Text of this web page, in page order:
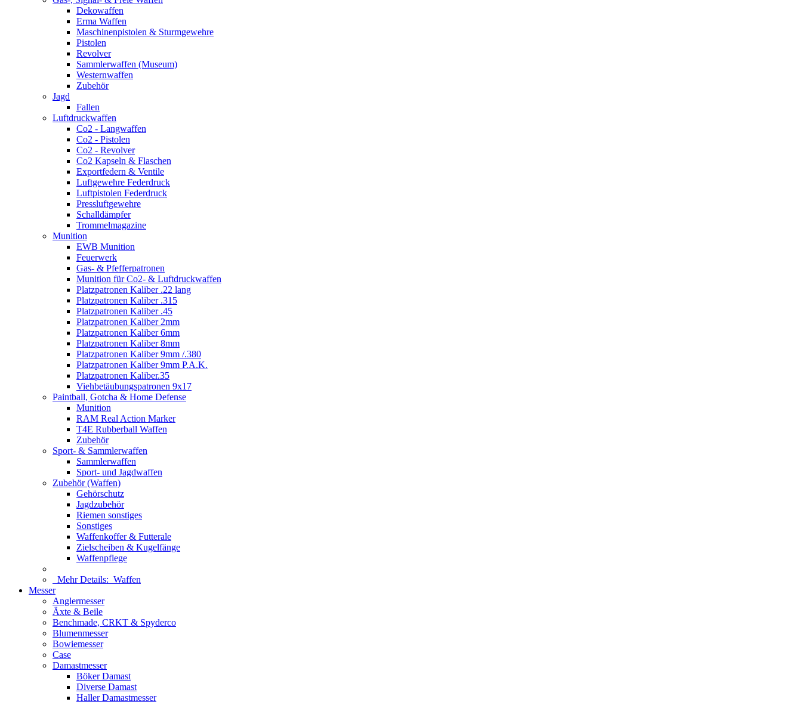
Dekowaffen
Erma Waffen
Maschinenpistolen & Sturmgewehre
Pistolen
Revolver
Sammlerwaffen (Museum)
Westernwaffen
Zubehör
Jagd
Fallen
Luftdruckwaffen
Co2 - Langwaffen
Co2 - Pistolen
Co2 - Revolver
Co2 Kapseln & Flaschen
Exportfedern & Ventile
Luftgewehre Federdruck
Luftpistolen Federdruck
Pressluftgewehre
Schalldämpfer
Trommelmagazine
Munition
EWB Munition
Feuerwerk
Gas- & Pfefferpatronen
Munition für Co2- & Luftdruckwaffen
Platzpatronen Kaliber .22 lang
Platzpatronen Kaliber .315
Platzpatronen Kaliber .45
Platzpatronen Kaliber 2mm
Platzpatronen Kaliber 6mm
Platzpatronen Kaliber 8mm
Platzpatronen Kaliber 9mm /.380
Platzpatronen Kaliber 9mm P.A.K.
Platzpatronen Kaliber.35
Viehbetäubungspatronen 9x17
Paintball, Gotcha & Home Defense
Munition
RAM Real Action Marker
T4E Rubberball Waffen
Zubehör
Sport- & Sammlerwaffen
Sammlerwaffen
Sport- und Jagdwaffen
Zubehör (Waffen)
Gehörschutz
Jagdzubehör
Riemen sonstiges
Sonstiges
Waffenkoffer & Futterale
Zielscheiben & Kugelfänge
Waffenpflege
Mehr Details: Waffen
Messer
Anglermesser
Äxte & Beile
Benchmade, CRKT & Spyderco
Blumenmesser
Bowiemesser
Case
Damastmesser
Böker Damast
Diverse Damast
Haller Damastmesser